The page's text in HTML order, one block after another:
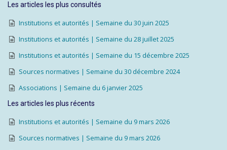
Les articles les plus consultés
Institutions et autorités | Semaine du 30 juin 2025
Institutions et autorités | Semaine du 28 juillet 2025
Institutions et autorités | Semaine du 15 décembre 2025
Sources normatives | Semaine du 30 décembre 2024
Associations | Semaine du 6 janvier 2025
Les articles les plus récents
Institutions et autorités | Semaine du 9 mars 2026
Sources normatives | Semaine du 9 mars 2026